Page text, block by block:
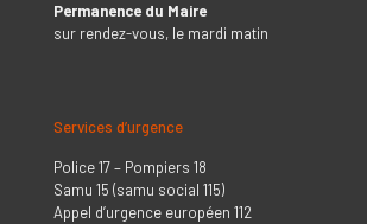
Permanence du Maire
sur rendez-vous, le mardi matin
Services d’urgence
Police 17 – Pompiers 18
Samu 15 (samu social 115)
Appel d’urgence européen 112